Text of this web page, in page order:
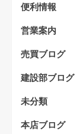
便利情報
営業案内
売買ブログ
建設部ブログ
未分類
本店ブログ